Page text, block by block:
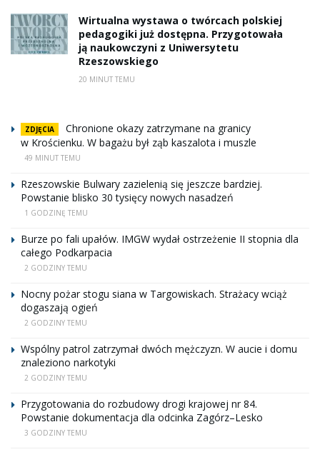
Wirtualna wystawa o twórcach polskiej
pedagogiki już dostępna. Przygotowała
ją naukowczyni z Uniwersytetu
Rzeszowskiego
20 MINUT TEMU
ZDJĘCIA
Chronione okazy zatrzymane na granicy
w Krościenku. W bagażu był ząb kaszalota i muszle
49 MINUT TEMU
Rzeszowskie Bulwary zazielenią się jeszcze bardziej.
Powstanie blisko 30 tysięcy nowych nasadzeń
1 GODZINĘ TEMU
Burze po fali upałów. IMGW wydał ostrzeżenie II stopnia dla
całego Podkarpacia
2 GODZINY TEMU
Nocny pożar stogu siana w Targowiskach. Strażacy wciąż
dogaszają ogień
2 GODZINY TEMU
Wspólny patrol zatrzymał dwóch mężczyzn. W aucie i domu
znaleziono narkotyki
2 GODZINY TEMU
Przygotowania do rozbudowy drogi krajowej nr 84.
Powstanie dokumentacja dla odcinka Zagórz–Lesko
3 GODZINY TEMU